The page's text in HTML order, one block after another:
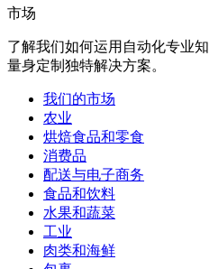
市场
了解我们如何运用自动化专业
量身定制独特解决方案。
我们的市场
农业
烘焙食品和零食
消费品
配送与电子商务
食品和饮料
水果和蔬菜
工业
肉类和海鲜